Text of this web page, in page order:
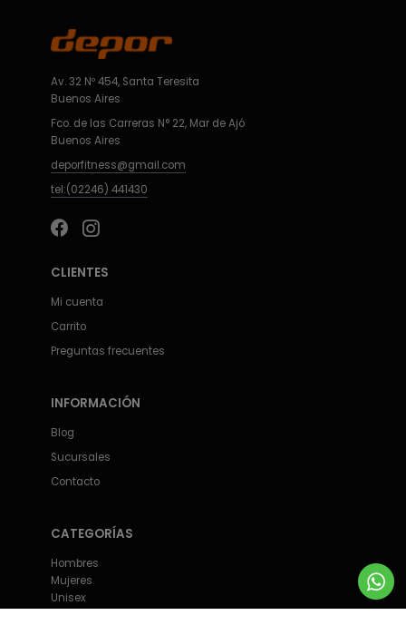
Av. 32 Nº 454, Santa Teresita
Buenos Aires
Fco. de las Carreras N° 22, Mar de Ajó
Buenos Aires
deporfitness@gmail.com
tel:(02246) 441430
CLIENTES
Mi cuenta
Carrito
Preguntas frecuentes
INFORMACIÓN
Blog
Sucursales
Contacto
CATEGORÍAS
Hombres
Mujeres
Unisex